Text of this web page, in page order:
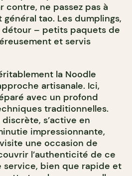
contre, ne passez pas à
tao. Les dumplings,
détour – petits paquets de
et servis
la Noodle
artisanale. Ici,
avec un profond
traditionnelles.
s’active en
impressionnante,
une occasion de
l’authenticité de ce
service, bien que rapide et